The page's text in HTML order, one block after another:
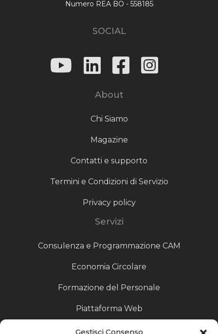
Gestisci Consenso
Numero REA BO - 558185
SOCIAL
About
Chi Siamo
Magazine
Contatti e supporto
Termini e Condizioni di Servizio
Privacy policy
Servizi
Consulenza e Programmazione CAM
Economia Circolare
Formazione del Personale
Piattaforma Web
Scouting fornitori